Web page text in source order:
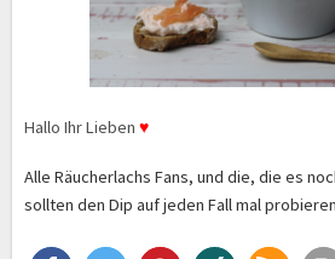
Hallo Ihr Lieben ♥
Alle Räucherlachs Fans, und die, die es
sollten den Dip auf jeden Fall mal probieren